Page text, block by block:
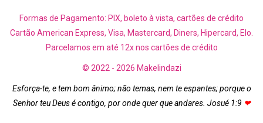
Formas de Pagamento: PIX, boleto à vista, cartões de crédito
Cartão American Express, Visa, Mastercard, Diners, Hipercard, Elo.
Parcelamos em até 12x nos cartões de crédito
© 2022 - 2026 Makelindazi
Esforça-te, e tem bom ânimo; não temas, nem te espantes; porque o
Senhor teu Deus é contigo, por onde quer que andares. Josué 1:9 ❤